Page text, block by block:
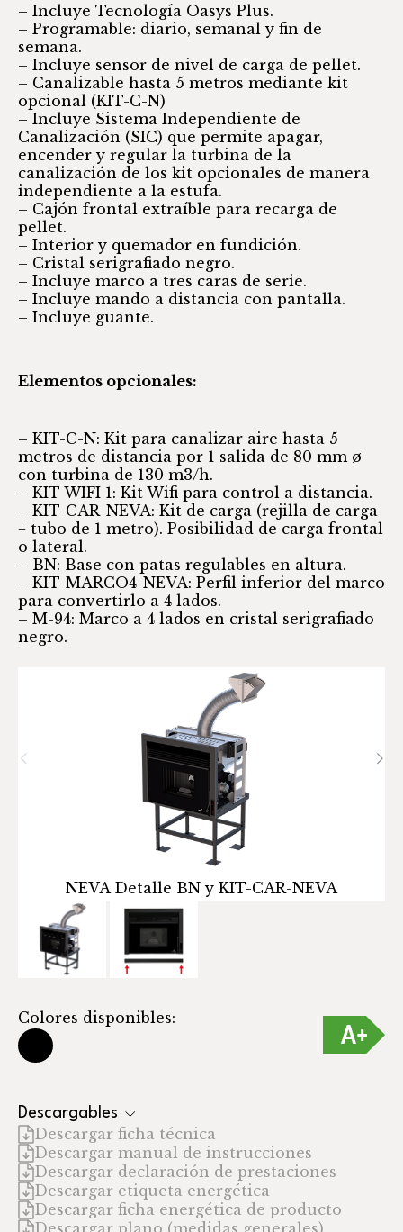
NEVA Detalle BN y KIT-CAR-NEVA
Colores disponibles:
Descargables
Descargar ficha técnica
Descargar manual de instrucciones
Descargar declaración de prestaciones
Descargar etiqueta energética
Descargar ficha energética de producto
Descargar plano (medidas generales)
– Incluye Tecnología Oasys Plus.
– Programable: diario, semanal y fin de
semana.
– Incluye sensor de nivel de carga de pellet.
– Canalizable hasta 5 metros mediante kit
opcional (KIT-C-N)
– Incluye Sistema Independiente de
Canalización (SIC) que permite apagar,
encender y regular la turbina de la
canalización de los kit opcionales de manera
independiente a la estufa.
– Cajón frontal extraíble para recarga de
pellet.
– Interior y quemador en fundición.
– Cristal serigrafiado negro.
– Incluye marco a tres caras de serie.
– Incluye mando a distancia con pantalla.
– Incluye guante.
Elementos opcionales:
– KIT-C-N: Kit para canalizar aire hasta 5
metros de distancia por 1 salida de 80 mm ø
con turbina de 130 m3/h.
– KIT WIFI 1: Kit Wifi para control a distancia.
– KIT-CAR-NEVA: Kit de carga (rejilla de carga
+ tubo de 1 metro). Posibilidad de carga frontal
o lateral.
– BN: Base con patas regulables en altura.
– KIT-MARCO4-NEVA: Perfil inferior del marco
para convertirlo a 4 lados.
– M-94: Marco a 4 lados en cristal serigrafiado
negro.